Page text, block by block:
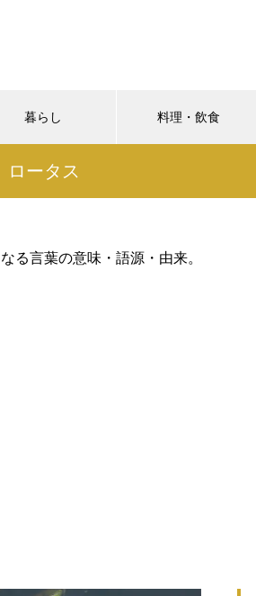
暮らし 料理・飲食
ロータス
る言葉の意味・語源・由来。